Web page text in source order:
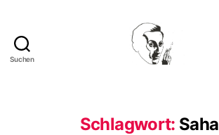
Suchen
Schlagwort: